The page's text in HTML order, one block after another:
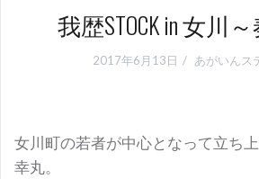
我歴STOCK in 女川
2017年6月13日 あがいんス
女川町の若者が中心となって立ち
幸丸。